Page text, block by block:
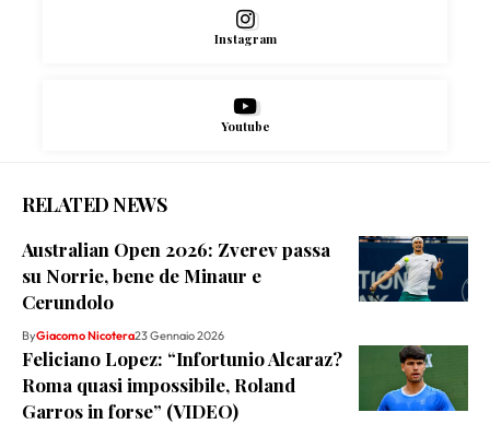
Instagram
Youtube
RELATED NEWS
Australian Open 2026: Zverev passa
su Norrie, bene de Minaur e
Cerundolo
ByGiacomo Nicotera23 Gennaio 2026
Feliciano Lopez: “Infortunio Alcaraz?
Roma quasi impossibile, Roland
Garros in forse” (VIDEO)